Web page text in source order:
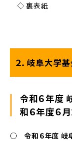
◇ 裏表紙
２．岐阜大学
令和６年度
和６年度６月
○ 令和６年度 岐